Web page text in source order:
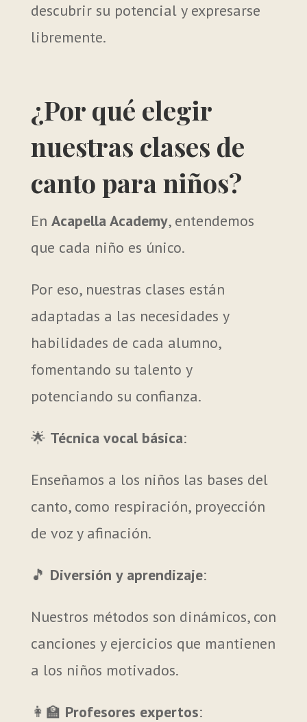
descubrir su potencial y expresarse
libremente.
¿Por qué elegir
nuestras clases de
canto para niños?
En Acapella Academy, entendemos
que cada niño es único.
Por eso, nuestras clases están
adaptadas a las necesidades y
habilidades de cada alumno,
fomentando su talento y
potenciando su confianza.
🌟 Técnica vocal básica:
Enseñamos a los niños las bases del
canto, como respiración, proyección
de voz y afinación.
🎵 Diversión y aprendizaje:
Nuestros métodos son dinámicos, con
canciones y ejercicios que mantienen
a los niños motivados.
👩‍🏫 Profesores expertos: